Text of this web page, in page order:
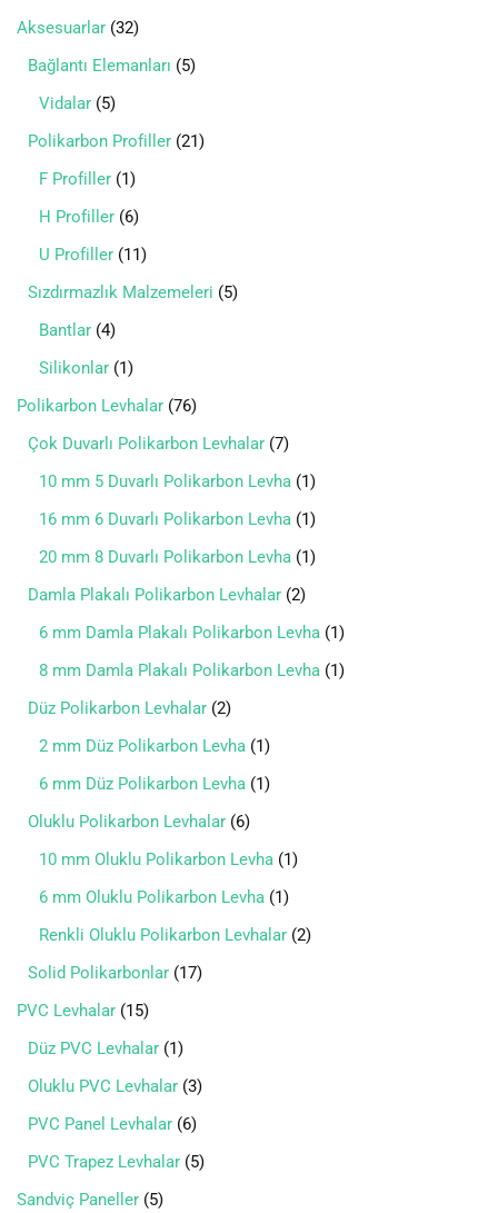
Aksesuarlar 32
Bağlantı Elemanları
5
Vidalar 5
Polikarbon Profiller 21
F Profiller 1
H Profiller 6
U Profiller 11
Sızdırmazlık Malzemeleri
5
Bantlar 4
Silikonlar 1
Polikarbon Levhalar 76
Çok Duvarlı Polikarbon Levhalar 7
10 mm 5 Duvarlı Polikarbon Levha 1
16 mm 6 Duvarlı Polikarbon Levha 1
20 mm 8 Duvarlı Polikarbon Levha 1
Damla Plakalı Polikarbon Levhalar 2
6 mm Damla Plakalı Polikarbon Levha 1
8 mm Damla Plakalı Polikarbon Levha 1
Düz Polikarbon Levhalar 2
2 mm Düz Polikarbon Levha 1
6 mm Düz Polikarbon Levha 1
Oluklu Polikarbon Levhalar 6
10 mm Oluklu Polikarbon Levha 1
6 mm Oluklu Polikarbon Levha 1
Renkli Oluklu Polikarbon Levhalar 2
Solid Polikarbonlar 17
PVC Levhalar 15
Düz PVC Levhalar 1
Oluklu PVC Levhalar 3
PVC Panel Levhalar 6
PVC Trapez Levhalar 5
Sandviç Paneller 5